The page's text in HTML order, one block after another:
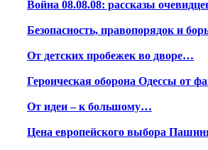
Война 08.08.08: рассказы
Безопасность, правопорядок и
От детских пробежек во дворе…
Героическая оборона Одессы от
От идеи – к большому…
Цена европейского выбора